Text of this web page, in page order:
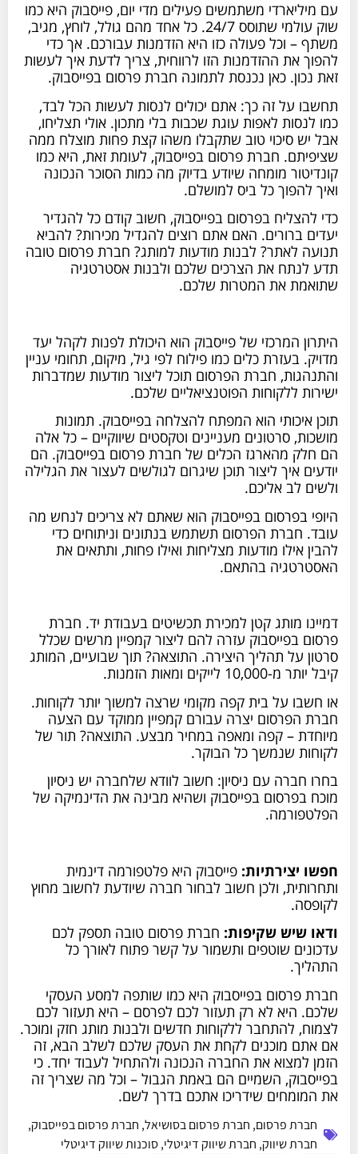
עם מיליארדי משתמשים פעילים מדי יום, פייסבוק היא כמו
שוק עולמי שתוסס 24/7. כל אחד מהם גולל, לוחץ, מגיב,
משתף – וכל פעולה כזו היא הזדמנות עבורכם. אך כדי
להפוך את ההזדמנות הזו לרווחית, צריך לדעת איך לעשות
זאת נכון. כאן נכנסת לתמונה חברת פרסום בפייסבוק.
תחשבו על זה כך: אתם יכולים לנסות לעשות הכל לבד,
כמו לנסות לאפות עוגת שכבות בלי מתכון. אולי תצליחו,
אבל יש סיכוי טוב שתקבלו משהו קצת פחות מוצלח ממה
שציפיתם. חברת פרסום בפייסבוק, לעומת זאת, היא כמו
קונדיטור מומחה שיודע בדיוק מה כמות הסוכר הנכונה
ואיך להפוך כל ביס למושלם.
כדי להצליח בפרסום בפייסבוק, חשוב קודם כל להגדיר
יעדים ברורים. האם אתם רוצים להגדיל מכירות? להביא
תנועה לאתר? לבנות מודעות למותג? חברת פרסום טובה
תדע לנתח את הצרכים שלכם ולבנות אסטרטגיה
שתואמת את המטרות שלכם.
היתרון המרכזי של פייסבוק הוא היכולת לפנות לקהל יעד
מדויק. בעזרת כלים כמו פילוח לפי גיל, מיקום, תחומי עניין
והתנהגות, חברת הפרסום תוכל ליצור מודעות שמדברות
ישירות ללקוחות הפוטנציאליים שלכם.
תוכן איכותי הוא המפתח להצלחה בפייסבוק. תמונות
מושכות, סרטונים מעניינים וטקסטים שיווקיים – כל אלה
הם חלק מהארגז הכלים של חברת פרסום בפייסבוק. הם
יודעים איך ליצור תוכן שיגרום לגולשים לעצור את הגלילה
ולשים לב אליכם.
היופי בפרסום בפייסבוק הוא שאתם לא צריכים לנחש מה
עובד. חברת הפרסום תשתמש בנתונים וניתוחים כדי
להבין אילו מודעות מצליחות ואילו פחות, ותתאים את
האסטרטגיה בהתאם.
דמיינו מותג קטן למכירת תכשיטים בעבודת יד. חברת
פרסום בפייסבוק עזרה להם ליצור קמפיין מרשים שכלל
סרטון על תהליך היצירה. התוצאה? תוך שבועיים, המותג
קיבל יותר מ-10,000 לייקים ומאות הזמנות.
או חשבו על בית קפה מקומי שרצה למשוך יותר לקוחות.
חברת הפרסום יצרה עבורם קמפיין ממוקד עם הצעה
מיוחדת – קפה ומאפה במחיר מבצע. התוצאה? תור של
לקוחות שנמשך כל הבוקר.
בחרו חברה עם ניסיון: חשוב לוודא שלחברה יש ניסיון
מוכח בפרסום בפייסבוק ושהיא מבינה את הדינמיקה של
הפלטפורמה.
חפשו יצירתיות:פייסבוק היא פלטפורמה דינמית
ותחרותית, ולכן חשוב לבחור חברה שיודעת לחשוב מחוץ
לקופסה.
ודאו שיש שקיפות:חברת פרסום טובה תספק לכם
עדכונים שוטפים ותשמור על קשר פתוח לאורך כל
התהליך.
חברת פרסום בפייסבוק היא כמו שותפה למסע העסקי
שלכם. היא לא רק תעזור לכם לפרסם – היא תעזור לכם
לצמוח, להתחבר ללקוחות חדשים ולבנות מותג חזק ומוכר.
אם אתם מוכנים לקחת את העסק שלכם לשלב הבא, זה
הזמן למצוא את החברה הנכונה ולהתחיל לעבוד יחד. כי
בפייסבוק, השמיים הם באמת הגבול – וכל מה שצריך זה
את המומחים שידריכו אתכם בדרך לשם.
חברת פרסום,חברת פרסום בסושיאל,חברת פרסום בפייסבוק,
חברת שיווק,חברת שיווק דיגיטלי,סוכנות שיווק דיגיטלי